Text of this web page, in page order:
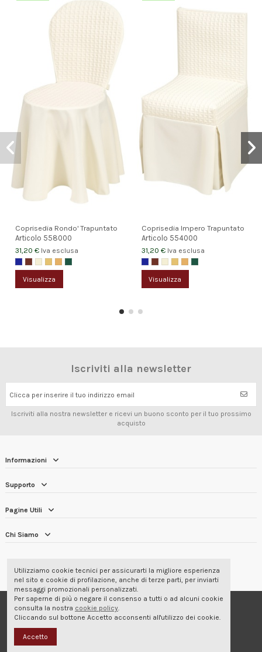
Coprisedia Rondo' Trapuntato
Articolo 558000
31,20 € Iva esclusa
Visualizza
Coprisedia Impero Trapuntato
Articolo 554000
31,20 € Iva esclusa
Visualizza
Iscriviti alla newsletter
Clicca per inserire il tuo indirizzo email
Iscriviti alla nostra newsletter e ricevi un buono sconto per il tuo prossimo
acquisto
Informazioni
Supporto
Pagine Utili
Chi Siamo
RECENSIONI DEI CLIENTI 4.7/5
© 2001-2026 Corbara Srl - Abbigliamento Professionale
Utilizziamo cookie tecnici per assicurarti la migliore esperienza
nel sito e cookie di profilazione, anche di terze parti, per inviarti
messaggi promozionali personalizzati.
Per saperne di più o negare il consenso a tutti o ad alcuni cookie
consulta la nostra cookie policy.
Cliccando sul bottone Accetto acconsenti all'utilizzo dei cookie.
Accetto